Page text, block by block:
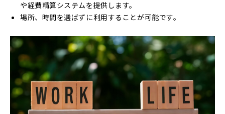
や経費精算システムを提供します。
場所、時間を選ばずに利用することが可能です。